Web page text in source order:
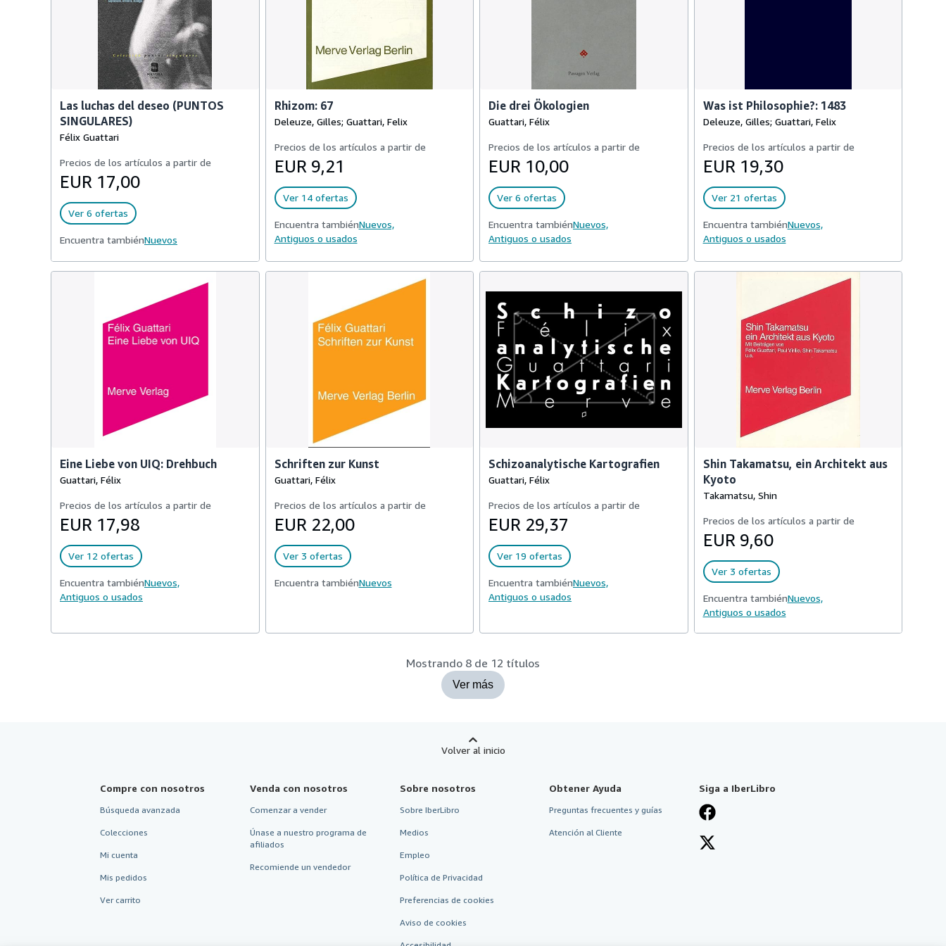
Las luchas del deseo (PUNTOS
SINGULARES)
Félix Guattari
Precios de los artículos a partir de
EUR 17,00
Ver 6 ofertas
Encuentra tambiénNuevos
Rhizom: 67
Deleuze, Gilles; Guattari, Felix
Precios de los artículos a partir de
EUR 9,21
Ver 14 ofertas
Encuentra tambiénNuevos,
Antiguos o usados
Die drei Ökologien
Guattari, Félix
Precios de los artículos a partir de
EUR 10,00
Ver 6 ofertas
Encuentra tambiénNuevos,
Antiguos o usados
Was ist Philosophie?: 1483
Deleuze, Gilles; Guattari, Felix
Precios de los artículos a partir de
EUR 19,30
Ver 21 ofertas
Encuentra tambiénNuevos,
Antiguos o usados
Eine Liebe von UIQ: Drehbuch
Guattari, Félix
Precios de los artículos a partir de
EUR 17,98
Ver 12 ofertas
Encuentra tambiénNuevos,
Antiguos o usados
Schriften zur Kunst
Guattari, Félix
Precios de los artículos a partir de
EUR 22,00
Ver 3 ofertas
Encuentra tambiénNuevos
Schizoanalytische Kartografien
Guattari, Félix
Precios de los artículos a partir de
EUR 29,37
Ver 19 ofertas
Encuentra tambiénNuevos,
Antiguos o usados
Shin Takamatsu, ein Architekt aus
Kyoto
Takamatsu, Shin
Precios de los artículos a partir de
EUR 9,60
Ver 3 ofertas
Encuentra tambiénNuevos,
Antiguos o usados
Mostrando 8 de 12 títulos
Ver más
Volver al inicio
Compre con nosotros
Búsqueda avanzada
Colecciones
Mi cuenta
Mis pedidos
Ver carrito
Venda con nosotros
Comenzar a vender
Únase a nuestro programa de
afiliados
Recomiende un vendedor
Sobre nosotros
Sobre IberLibro
Medios
Empleo
Política de Privacidad
Preferencias de cookies
Aviso de cookies
Obtener Ayuda
Preguntas frecuentes y guías
Atención al Cliente
Siga a IberLibro